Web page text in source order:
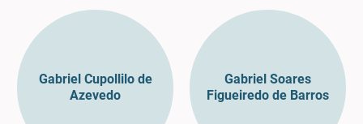
Gabriel Cupollilo de
Azevedo
Gabriel Soares
Figueiredo de Barros